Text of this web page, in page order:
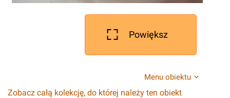
Powiększ
Menu obiektu
Zobacz całą kolekcję, do której należy ten obiekt